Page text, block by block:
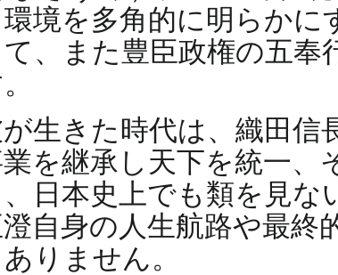
環境を多角的に明らか
て、また豊臣政権の五
生きた時代は、織田信
を継承し天下を統一、
、日本史上でも類を見
自身の人生航路や最終
ありません。